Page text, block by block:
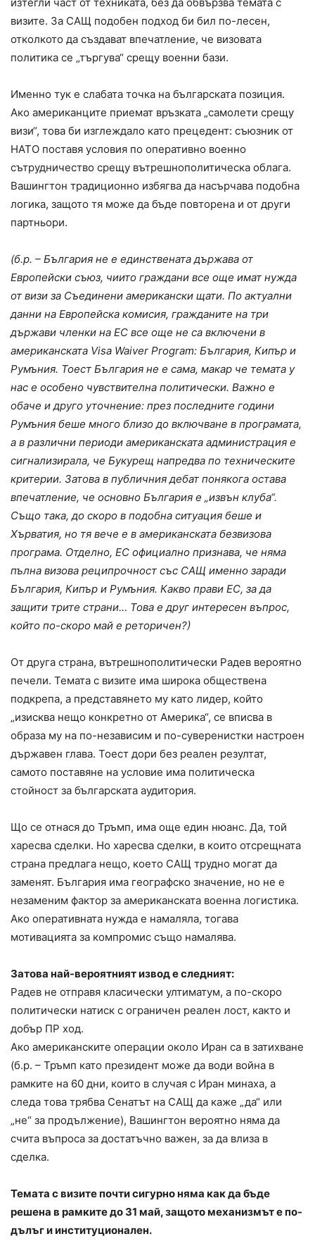
визите. За САЩ подобен подход би бил по-лесен,
отколкото да създават впечатление, че визовата
политика се „търгува“ срещу военни бази.
Именно тук е слабата точка на българската позиция.
Ако американците приемат връзката „самолети срещу
визи“, това би изглеждало като прецедент: съюзник от
НАТО поставя условия по оперативно военно
сътрудничество срещу вътрешнополитическа облага.
Вашингтон традиционно избягва да насърчава подобна
логика, защото тя може да бъде повторена и от други
партньори.
(б.р. – България не е единствената държава от
Европейски съюз, чиито граждани все още имат нужда
от визи за Съединени американски щати. По актуални
данни на Европейска комисия, гражданите на три
държави членки на ЕС все още не са включени в
американската Visa Waiver Program: България, Кипър и
Румъния. Тоест България не е сама, макар че темата у
нас е особено чувствителна политически. Важно е
обаче и друго уточнение: през последните години
Румъния беше много близо до включване в програмата,
а в различни периоди американската администрация е
сигнализирала, че Букурещ напредва по техническите
критерии. Затова в публичния дебат понякога остава
впечатление, че основно България е „извън клуба“.
Също така, до скоро в подобна ситуация беше и
Хърватия, но тя вече е в американската безвизова
програма. Отделно, ЕС официално признава, че няма
пълна визова реципрочност със САЩ именно заради
България, Кипър и Румъния. Какво прави ЕС, за да
защити трите страни… Това е друг интересен въпрос,
който по-скоро май е реторичен?)
От друга страна, вътрешнополитически Радев вероятно
печели. Темата с визите има широка обществена
подкрепа, а представянето му като лидер, който
„изисква нещо конкретно от Америка“, се вписва в
образа му на по-независим и по-суверенистки настроен
държавен глава. Тоест дори без реален резултат,
самото поставяне на условие има политическа
стойност за българската аудитория.
Що се отнася до Тръмп, има още един нюанс. Да, той
харесва сделки. Но харесва сделки, в които отсрещната
страна предлага нещо, което САЩ трудно могат да
заменят. България има географско значение, но не е
незаменим фактор за американската военна логистика.
Ако оперативната нужда е намаляла, тогава
мотивацията за компромис също намалява.
Затова най-вероятният извод е следният:
Радев не отправя класически ултиматум, а по-скоро
политически натиск с ограничен реален лост, както и
добър ПР ход.
Ако американските операции около Иран са в затихване
(б.р. – Тръмп като президент може да води война в
рамките на 60 дни, които в случая с Иран минаха, а
следа това трябва Сенатът на САЩ да каже „да“ или
„не“ за продължение), Вашингтон вероятно няма да
счита въпроса за достатъчно важен, за да влиза в
сделка.
Темата с визите почти сигурно няма как да бъде
решена в рамките до 31 май, защото механизмът е по-
дълъг и институционален.